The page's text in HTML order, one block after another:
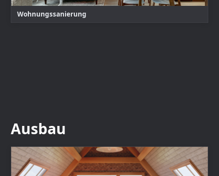
Wohnungssanierung
Ausbau